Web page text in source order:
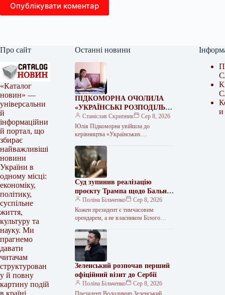
Опублікувати коментар
Про сайт
«Каталог
новин» —
універсальни
й
інформаційни
й портал, що
збирає
найважливіші
новини
України в
одному місці:
економіку,
політику,
суспільне
життя,
культуру та
науку. Ми
прагнемо
давати
читачам
структурован
у й повну
картину подій
Останні новини
ПІДКОМОРНА ОЧОЛИЛА
«УКРАЇНСЬКІ РОЗПОДІЛЬНІ
МЕРЕЖІ» ПІСЛЯ
«МІНДІЧГЕЙТУ»
Станіслав Скрипник
Сер 8, 2026
Юлія Підкоморна увійшла до
керівництва «Українських
заступниця міністра енергетики Юлія
Підкоморна, ім’я якої згадувалося у
зв’язку з…
Суд зупинив реалізацію
проєкту Трампа щодо Бальної
зали Білого дому
Поліна Більченко
Сер 8, 2026
Кожен президент є тимчасовим
орендарем, а не власником Білого
без схвалення Конгресу, –…
Зеленський розпочав перший
офіційний візит до Сербії
Поліна Більченко
Сер 8, 2026
Президент Володимир Зеленський
и